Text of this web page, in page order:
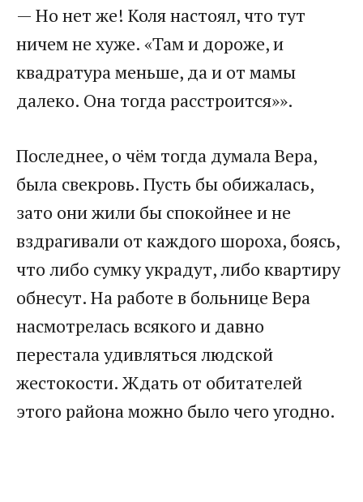
— Но нет же! Коля настоял, что тут
ничем не хуже. «Там и дороже, и
квадратура меньше, да и от мамы
далеко. Она тогда расстроится»».
Последнее, о чём тогда думала Вера,
была свекровь. Пусть бы обижалась,
зато они жили бы спокойнее и не
вздрагивали от каждого шороха, боясь,
что либо сумку украдут, либо квартиру
обнесут. На работе в больнице Вера
насмотрелась всякого и давно
перестала удивляться людской
жестокости. Ждать от обитателей
этого района можно было чего угодно.